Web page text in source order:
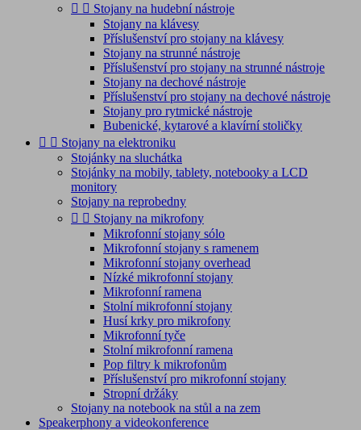
  Stojany na hudební nástroje
Stojany na klávesy
Příslušenství pro stojany na klávesy
Stojany na strunné nástroje
Příslušenství pro stojany na strunné nástroje
Stojany na dechové nástroje
Příslušenství pro stojany na dechové nástroje
Stojany pro rytmické nástroje
Bubenické, kytarové a klavírní stoličky
  Stojany na elektroniku
Stojánky na sluchátka
Stojánky na mobily, tablety, notebooky a LCD
monitory
Stojany na reprobedny
  Stojany na mikrofony
Mikrofonní stojany sólo
Mikrofonní stojany s ramenem
Mikrofonní stojany overhead
Nízké mikrofonní stojany
Mikrofonní ramena
Stolní mikrofonní stojany
Husí krky pro mikrofony
Mikrofonní tyče
Stolní mikrofonní ramena
Pop filtry k mikrofonům
Příslušenství pro mikrofonní stojany
Stropní držáky
Stojany na notebook na stůl a na zem
Speakerphony a videokonference